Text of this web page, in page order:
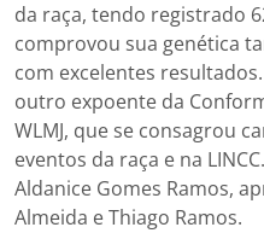
da raça, tendo registrado
comprovou sua genética
com excelentes
outro expoente da
WLMJ, que se consagrou
eventos da raça e na
Aldanice Gomes Ramos,
Almeida e Thiago Ramos.